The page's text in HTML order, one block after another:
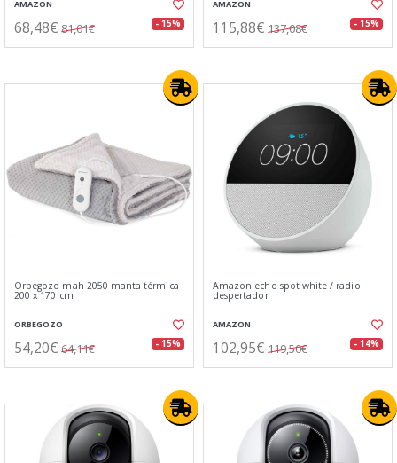
AMAZON
68,48€ 81,01€ - 15%
AMAZON
115,88€ 137,08€ - 15%
Orbegozo mah 2050 manta térmica
200 x 170 cm
ORBEGOZO
54,20€ 64,11€ - 15%
Amazon echo spot white / radio
despertador
AMAZON
102,95€ 119,50€ - 14%